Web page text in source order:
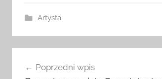
Artysta
wpisuPoprzedni wpis